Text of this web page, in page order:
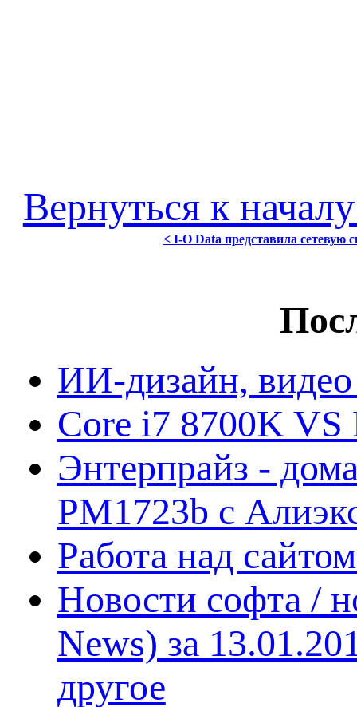
Вернуться к
< I-O Data представила сетевую
ИИ-дизайн,
Core i7 8700K VS
Энтерпрайз -
PM1723b с
Работа над
Новости софта /
News) за
другое